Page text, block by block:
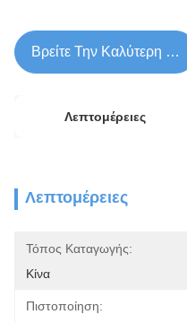
Βρείτε Την Καλύτερη Τιμή
Λεπτομέρειες
Λεπτομέρειες
Τόπος Καταγωγής:
Κίνα
Πιστοποίηση: